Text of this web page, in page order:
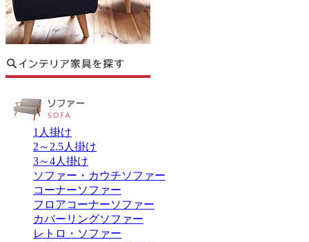
1人掛け
2～2.5人掛け
3～4人掛け
ソファー・カウチソファー
コーナーソファー
フロアコーナーソファー
カバーリングソファー
レトロ・ソファー